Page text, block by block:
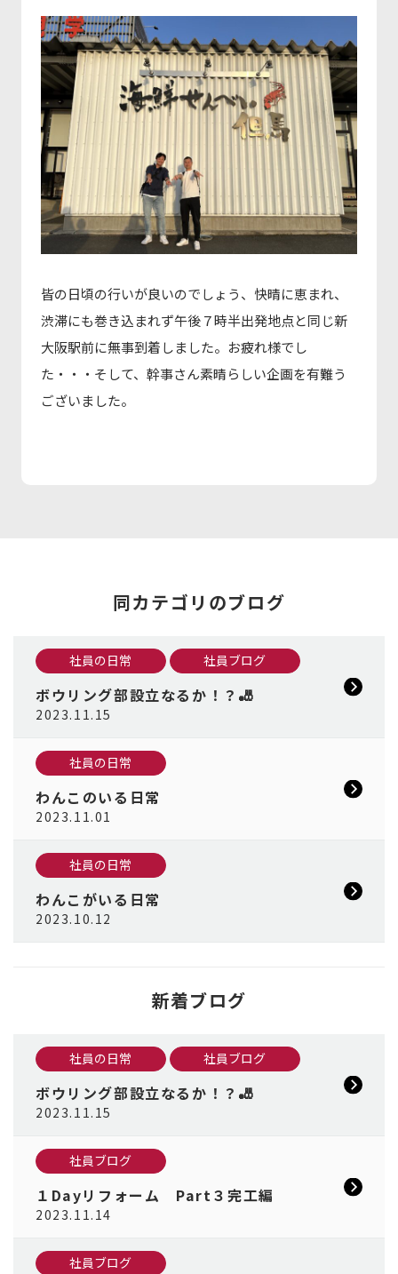
皆の日頃の行いが良いのでしょう、快晴に恵まれ、
渋滞にも巻き込まれず午後７時半出発地点と同じ新
大阪駅前に無事到着しました。お疲れ様でし
た・・・そして、幹事さん素晴らしい企画を有難う
ございました。
同カテゴリのブログ
社員の日常 社員ブログ
2023.11.15
ボウリング部設立なるか！？🎳
社員の日常
2023.11.01
わんこのいる日常
社員の日常
2023.10.12
わんこがいる日常
新着ブログ
社員の日常 社員ブログ
2023.11.15
ボウリング部設立なるか！？🎳
社員ブログ
2023.11.14
１Dayリフォーム Part３完工編
社員ブログ